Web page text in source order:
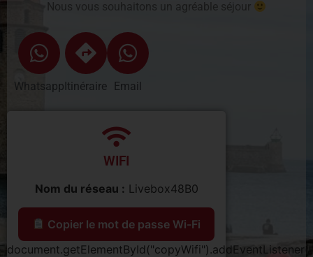
Nous vous souhaitons un agréable séjour
Whatsapp Itinéraire Email
WIFI
Nom du réseau : Livebox48B0
Copier le mot de passe Wi-Fi